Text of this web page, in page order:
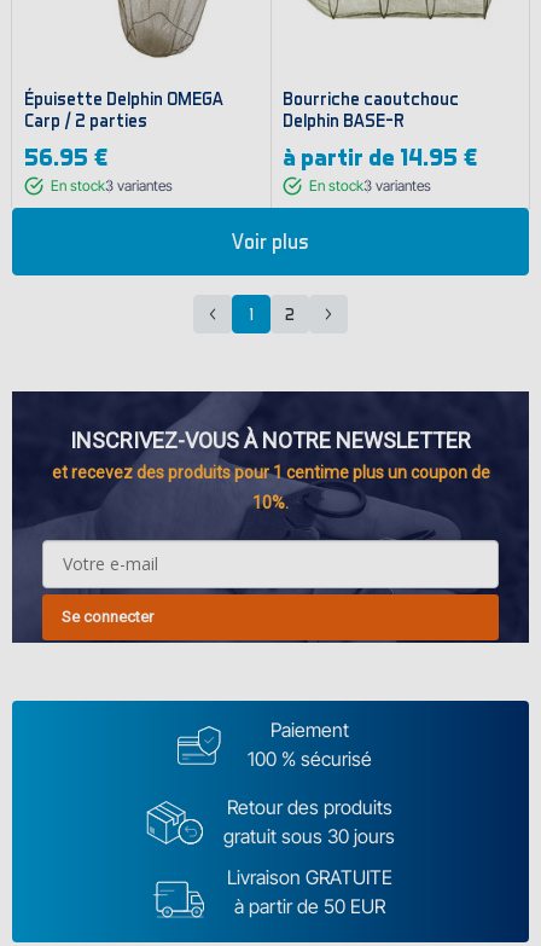
Épuisette Delphin OMEGA
Carp / 2 parties
56.95 €
En stock3 variantes
Bourriche caoutchouc
Delphin BASE-R
à partir de 14.95 €
En stock3 variantes
Voir plus
Page
1 2
Page
INSCRIVEZ-VOUS À NOTRE NEWSLETTER
et recevez des produits pour 1 centime plus un coupon de
10%.
Se connecter
Paiement
100 % sécurisé
Retour des produits
gratuit sous 30 jours
Livraison GRATUITE
à partir de 50 EUR